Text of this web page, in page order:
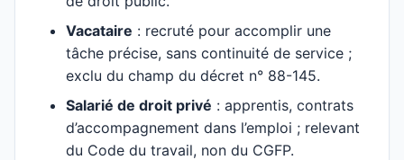
Vacataire : recruté pour accomplir une
tâche précise, sans continuité de service ;
exclu du champ du décret n° 88-145.
Salarié de droit privé : apprentis, contrats
d’accompagnement dans l’emploi ; relevant
du Code du travail, non du CGFP.